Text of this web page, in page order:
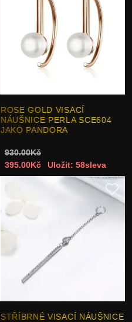
ROSE GOLD VISACÍ
NÁUŠNICE PERLA SCE604
JAKO PANDORA
930.00Kč
395.00Kč
Uložit: 58sleva
STŘÍBRNÉ VISACÍ NÁUŠNICE